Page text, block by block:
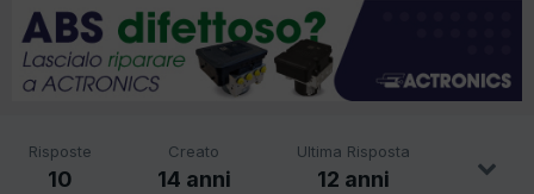
Risposte
10
Creato
14 anni
Ultima Risposta
12 anni